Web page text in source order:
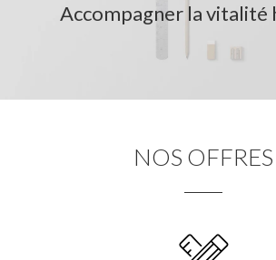
Accompagner la vitalité
NOS OFFRES